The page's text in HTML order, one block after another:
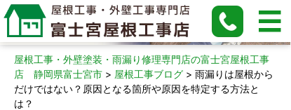
屋根工事ブログ
屋根工事・外壁塗装・雨漏り修理専門店の富士宮屋根工事
店 静岡県富士宮市 > 屋根工事ブログ > 雨漏りは屋根から
だけではない？原因となる箇所や原因を特定する方法と
は？